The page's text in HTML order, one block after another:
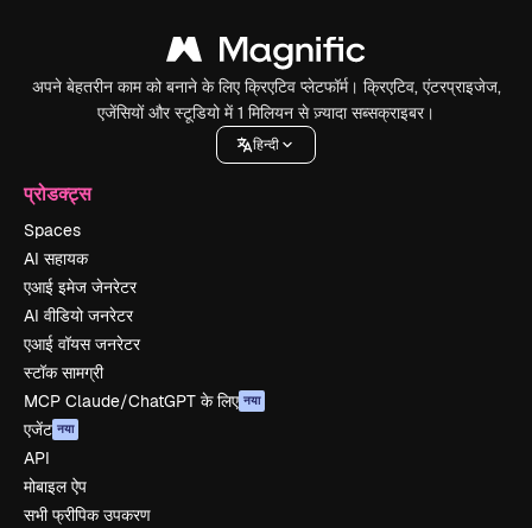
अपने बेहतरीन काम को बनाने के लिए क्रिएटिव प्लेटफॉर्म। क्रिएटिव, एंटरप्राइजेज,
एजेंसियों और स्टूडियो में 1 मिलियन से ज़्यादा सब्सक्राइबर।
हिन्दी
प्रोडक्ट्स
Spaces
AI सहायक
एआई इमेज जेनरेटर
AI वीडियो जनरेटर
एआई वॉयस जनरेटर
स्टॉक सामग्री
MCP Claude/ChatGPT के लिए नया
एजेंट नया
API
मोबाइल ऐप
सभी फ्रीपिक उपकरण